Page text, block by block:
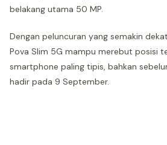
belakang utama 50 MP.
Dengan peluncuran yang semakin
Pova Slim 5G mampu merebut posisi
smartphone paling tipis, bahkan
hadir pada 9 September.